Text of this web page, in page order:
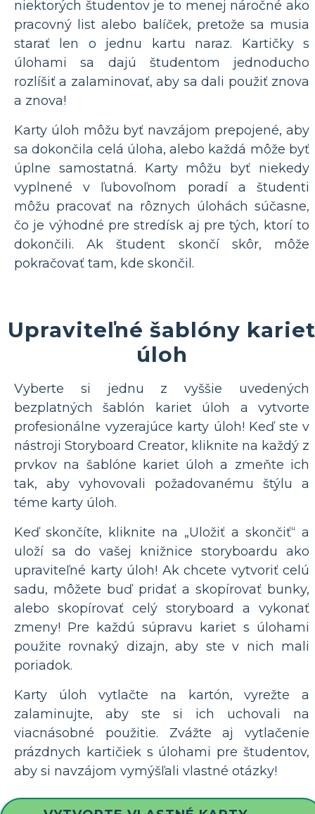
niektorých študentov je to menej náročné ako
pracovný list alebo balíček, pretože sa musia
starať len o jednu kartu naraz. Kartičky s
úlohami sa dajú študentom jednoducho
rozlíšiť a zalaminovať, aby sa dali použiť znova
a znova!
Karty úloh môžu byť navzájom prepojené, aby
sa dokončila celá úloha, alebo každá môže byť
úplne samostatná. Karty môžu byť niekedy
vyplnené v ľubovoľnom poradí a študenti
môžu pracovať na rôznych úlohách súčasne,
čo je výhodné pre stredísk aj pre tých, ktorí to
dokončili. Ak študent skončí skôr, môže
pokračovať tam, kde skončil.
Upraviteľné šablóny kariet
úloh
Vyberte si jednu z vyššie uvedených
bezplatných šablón kariet úloh a vytvorte
profesionálne vyzerajúce karty úloh! Keď ste v
nástroji Storyboard Creator, kliknite na každý z
prvkov na šablóne kariet úloh a zmeňte ich
tak, aby vyhovovali požadovanému štýlu a
téme karty úloh.
Keď skončíte, kliknite na „Uložiť a skončiť“ a
uloží sa do vašej knižnice storyboardu ako
upraviteľné karty úloh! Ak chcete vytvoriť celú
sadu, môžete buď pridať a skopírovať bunky,
alebo skopírovať celý storyboard a vykonať
zmeny! Pre každú súpravu kariet s úlohami
použite rovnaký dizajn, aby ste v nich mali
poriadok.
Karty úloh vytlačte na kartón, vyrežte a
zalaminujte, aby ste si ich uchovali na
viacnásobné použitie. Zvážte aj vytlačenie
prázdnych kartičiek s úlohami pre študentov,
aby si navzájom vymýšľali vlastné otázky!